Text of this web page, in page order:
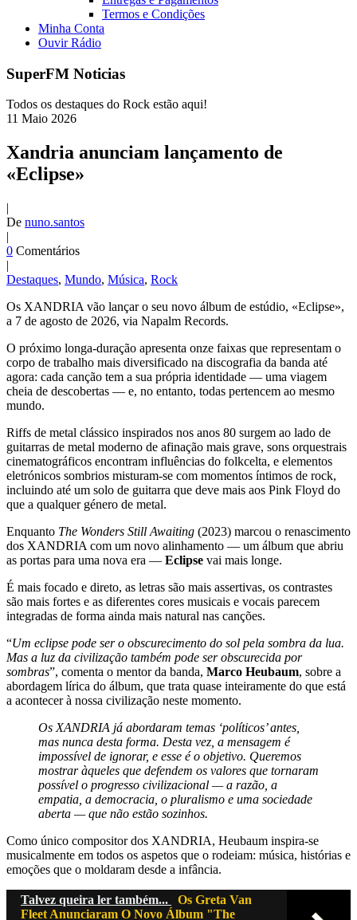
Termos e Condições
Minha Conta
Ouvir Rádio
SuperFM Noticias
Todos os destaques do Rock estão aqui!
11 Maio 2026
Xandria anunciam lançamento de
«Eclipse»
|
De nuno.santos
|
0 Comentários
|
Destaques, Mundo, Música, Rock
Os XANDRIA vão lançar o seu novo álbum de estúdio, «Eclipse»,
a 7 de agosto de 2026, via Napalm Records.
O próximo longa-duração apresenta onze faixas que representam o
corpo de trabalho mais diversificado na discografia da banda até
agora: cada canção tem a sua própria identidade — uma viagem
cheia de descobertas — e, no entanto, todas pertencem ao mesmo
mundo.
Riffs de metal clássico inspirados nos anos 80 surgem ao lado de
guitarras de metal moderno de afinação mais grave, sons orquestrais
cinematográficos encontram influências do folkcelta, e elementos
eletrónicos sombrios misturam-se com momentos íntimos de rock,
incluindo até um solo de guitarra que deve mais aos Pink Floyd do
que a qualquer género de metal.
Enquanto The Wonders Still Awaiting (2023) marcou o renascimento
dos XANDRIA com um novo alinhamento — um álbum que abriu
as portas para uma nova era — Eclipse vai mais longe.
É mais focado e direto, as letras são mais assertivas, os contrastes
são mais fortes e as diferentes cores musicais e vocais parecem
integradas de forma ainda mais natural nas canções.
“Um eclipse pode ser o obscurecimento do sol pela sombra da lua.
Mas a luz da civilização também pode ser obscurecida por
sombras”, comenta o mentor da banda, Marco Heubaum, sobre a
abordagem lírica do álbum, que trata quase inteiramente do que está
a acontecer à nossa civilização neste momento.
Os XANDRIA já abordaram temas ‘políticos’ antes,
mas nunca desta forma. Desta vez, a mensagem é
impossível de ignorar, e esse é o objetivo. Queremos
mostrar àqueles que defendem os valores que tornaram
possível o progresso civilizacional — a razão, a
empatia, a democracia, o pluralismo e uma sociedade
aberta — que não estão sozinhos.
Como único compositor dos XANDRIA, Heubaum inspira-se
musicalmente em todos os aspetos que o rodeiam: música, histórias e
emoções que o moldaram desde a infância.
Talvez queira ler também...
Os Greta Van
Fleet Anunciaram O Novo Álbum "The